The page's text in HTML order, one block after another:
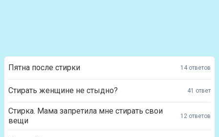
Пятна после стирки 14 ответов
Стирать женщине не стыдно? 41 ответ
Стирка. Мама запретила мне стирать свои
вещи
12 ответов